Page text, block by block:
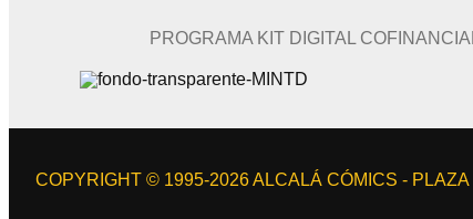
PROGRAMA KIT DIGITAL
COPYRIGHT © 1995-2026 ALCALÁ CÓMICS -